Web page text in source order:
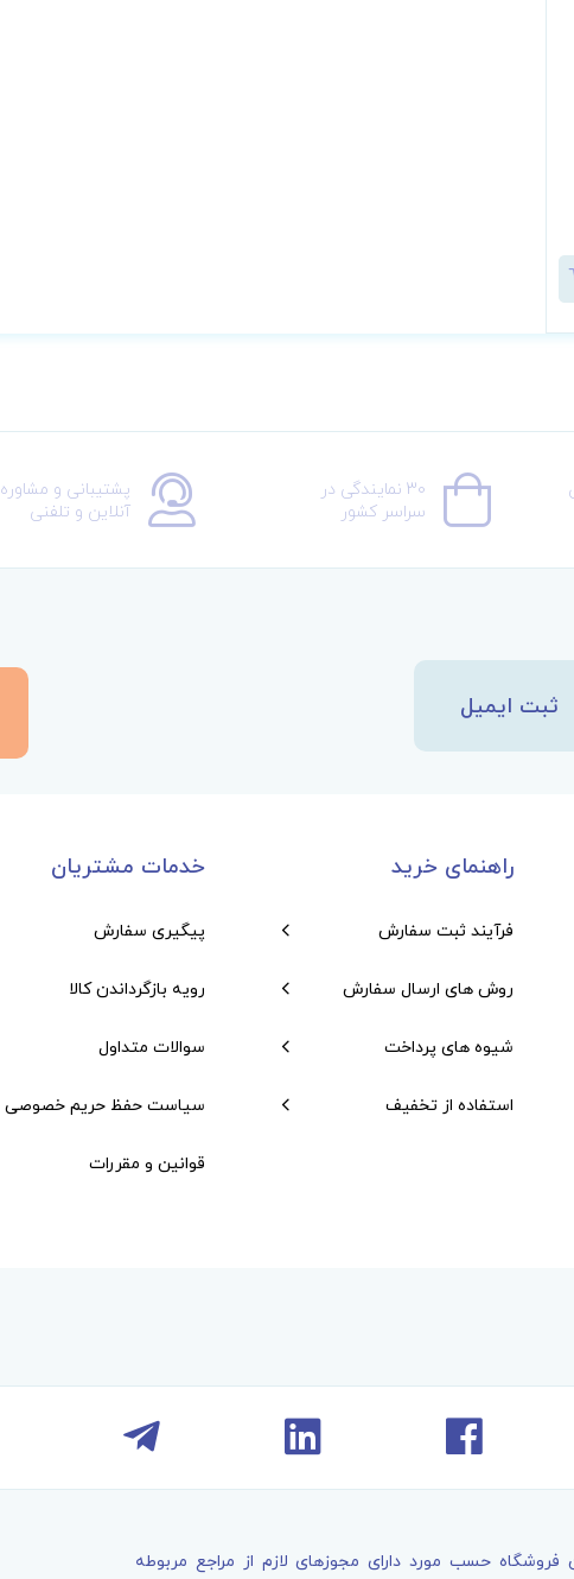
30 نمایندگی در
سراسر کشور
پشتیبانی و مشاوره
آنلاین و تلفنی
ثبت ایمیل
راهنمای خرید
فرآیند ثبت سفارش
روش های ارسال سفارش
شیوه های پرداخت
استفاده از تخفیف
خدمات مشتریان
پیگیری سفارش
رویه بازگرداندن کالا
سوالات متداول
سیاست حفظ حریم خصوصی
قوانین و مقررات
فروشگاه حسب مورد دارای مجوزهای لازم از مراجع مربوطه